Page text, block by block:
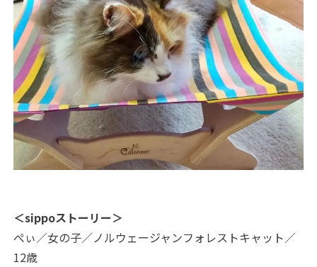
＜sippoストーリー＞
ぺぃ／女の子／ノルウェージャンフォレストキャット／
12歳